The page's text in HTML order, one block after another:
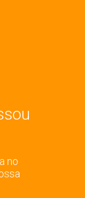
no